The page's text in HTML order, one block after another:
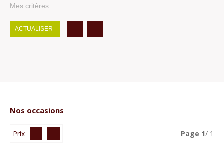
Mes critères :
ACTUALISER
Nos occasions
Prix Page 1/ 1